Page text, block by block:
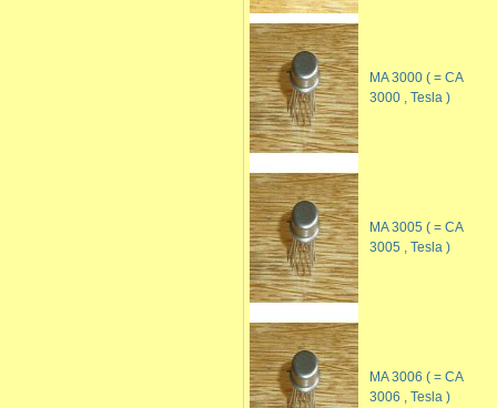
MA 3000 ( = CA
3000 , Tesla )
MA 3005 ( = CA
3005 , Tesla )
MA 3006 ( = CA
3006 , Tesla )